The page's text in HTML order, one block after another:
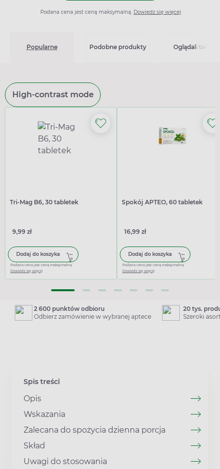
Podana cena jest ceną maksymalną. Dowiedz się więcej
Popularne Podobne produkty Oglądali także
High-contrast mode
Tri-Mag B6, 30 tabletek
9,99 zł
Dodaj do koszyka
Podana cena jest ceną maksymalną
Dowiedz się więcej
Spokój APTEO, 60 tabletek
16,99 zł
Dodaj do koszyka
Podana cena jest ceną maksymalną
Dowiedz się więcej
2 600 punktów odbioru
Odbierz zamówienie w wybranej aptece
20 tys.
Szeroki
Spis treści
Opis
Wskazania
Zalecana do spożycia dzienna porcja
Skład
Uwagi do stosowania